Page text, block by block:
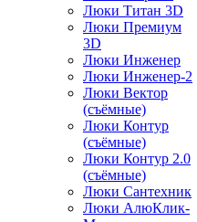
Люки Титан 3D
Люки Премиум
3D
Люки Инженер
Люки Инженер-2
Люки Вектор
(съёмные)
Люки Контур
(съёмные)
Люки Контур 2.0
(съёмные)
Люки Сантехник
Люки АлюКлик-